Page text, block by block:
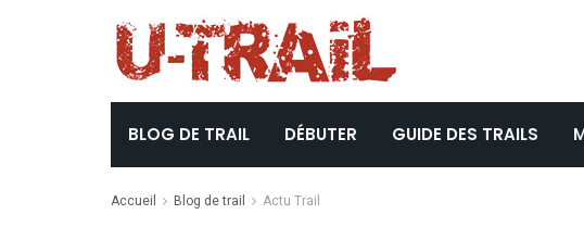
BLOG DE TRAIL DÉBUTER GUIDE DES TRAILS
Accueil Blog de trail Actu Trail